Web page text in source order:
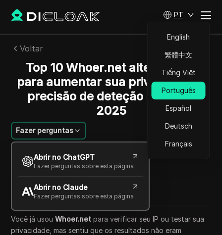
PT
English
繁體中文
Tiếng Việt
Português
Español
Deutsch
Français
Voltar
Top 10 Whoer.net alternativas
para aumentar sua privacidade e
precisão de deteção de IP em
2025
Fazer perguntas
Abrir no ChatGPT
Fazer perguntas sobre esta página
Abrir no Claude
Fazer perguntas sobre esta página
Felipe Moreira
14 out 2025 8 min de leitura
Copy Link
Você já usouWhoer.net para verificar seu IP ou testar sua
privacidade, mas sentiu que os resultados não eram